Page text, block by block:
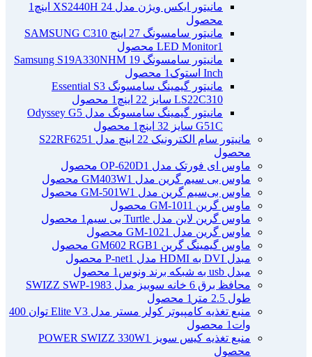
مانیتور ایکس ویژن مدل XS2440H 24 اینچ
1
محصول
مانیتور سامسونگ 27 اینچ SAMSUNG C310
LED Monitor1 محصول
مانیتور سامسونگ Samsung S19A330NHM 19
Inch استوک
1 محصول
مانیتور گیمینگ سامسونگ Essential S3
LS22C310 سایز 22 اینچ
1 محصول
مانیتور گیمینگ سامسونگ مدل Odyssey G5
G51C سایز 32 اینچ
1 محصول
مانیتور سام الکترونیک 22 اینچ مدل S22RF625
1
محصول
ماوس ای فورتک مدل OP-620D 1 محصول
ماوس بی سیم گرین مدل GM403W 1 محصول
ماوس بی‌سیم گرین مدل GM-501W 1 محصول
ماوس گرین GM-101 1 محصول
ماوس گرین لاین مدل Turtle بی سیم
1 محصول
ماوس گرین مدل GM-102 1 محصول
ماوس گیمینگ گرین GM602 RGB 1 محصول
مبدل DVI به HDMI مدل P-net
1 محصول
مبدل usb به شبکه برند ونوس
1 محصول
محافظ برق 6 خانه سوییز مدل SWIZZ SWP-1983
طول 2.5 متر
1 محصول
منبع تغذیه کامپیوتر کولر مستر مدل Elite V3 توان 400
وات 1 محصول
منبع تغذیه کیس سویز POWER SWIZZ 330W
1
محصول